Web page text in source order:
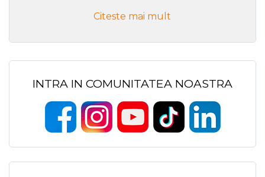
Citeste mai mult
INTRA IN COMUNITATEA NOASTRA